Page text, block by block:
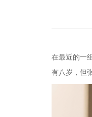
在最近的一
有八岁，但